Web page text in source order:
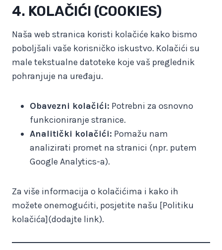
4. KOLAČIĆI (COOKIES)
Naša web stranica koristi kolačiće kako bismo
poboljšali vaše korisničko iskustvo. Kolačići su
male tekstualne datoteke koje vaš preglednik
pohranjuje na uređaju.
Obavezni kolačići: Potrebni za osnovno
funkcioniranje stranice.
Analitički kolačići: Pomažu nam
analizirati promet na stranici (npr. putem
Google Analytics-a).
Za više informacija o kolačićima i kako ih
možete onemogućiti, posjetite našu [Politiku
kolačića](dodajte link).